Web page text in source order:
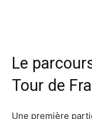
Le
Tour de
Une première